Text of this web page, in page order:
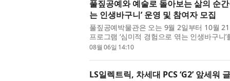
풀짚공예와 예술로 돌아보는 삶의 순
는 인생바구니’ 운영 및 참여자 모집
풀짚공예박물관은 오는 9월 2일부터 10월
프로그램 ‘심미적 경험으로 엮는 인생바구
예술학교 중장년 감상 프로그램의 일환...
08월 06일 14:10
LS일렉트릭, 차세대 PCS ‘G2’ 앞세워